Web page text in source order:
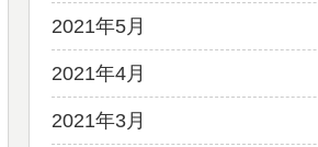
2021年5月
2021年4月
2021年3月